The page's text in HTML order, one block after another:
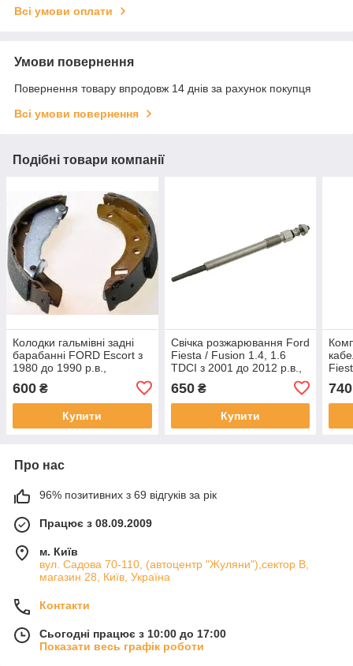
Всі умови оплати
Умови повернення
Повернення товару впродовж 14 днів за рахунок покупця
Всі умови повернення
Подібні товари компанії
Колодки гальмівні задні
барабанні FORD Escort з
1980 до 1990 р.в.,
Leaderparts
600 ₴
Купити
Свічка розжарювання Ford
Fiesta / Fusion 1.4, 1.6
TDCI з 2001 до 2012 р.в.,
Focus 1.6 TDCI з 2003 до
2011 р.в., FEBI
650₴
Купити
,
740
Про нас
96% позитивних з 69 відгуків за рік
Працює з 08.09.2009
м. Київ
вул. Садова 70-110, (автоцентр "Жуляни"),сектор В,
магазин 28, Київ, Україна
Контакти
Сьогодні працює з 10:00 до 17:00
Показати весь графік роботи